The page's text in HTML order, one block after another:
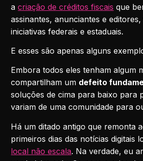
acriação de créditos fiscais que
assinantes, anunciantes e
iniciativas federais e estaduais.
E esses são apenas alguns
Embora todos eles tenham algum
compartilham um defeito
soluções de cima para baixo para
variam de uma comunidade para
Há um ditado antigo que remonta
primeiros dias das notícias digitais
local não escala. Na verdade, eu